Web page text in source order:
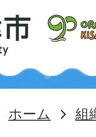
ホーム 組